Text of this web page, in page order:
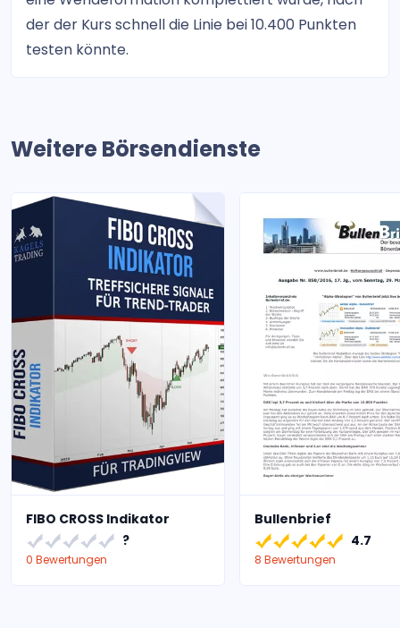
der der Kurs schnell die Linie bei 10.400 Punkten
testen könnte.
Weitere Börsendienste
FIBO CROSS Indikator
?
0 Bewertungen
Bullenbrief
4.7
8 Bewertungen